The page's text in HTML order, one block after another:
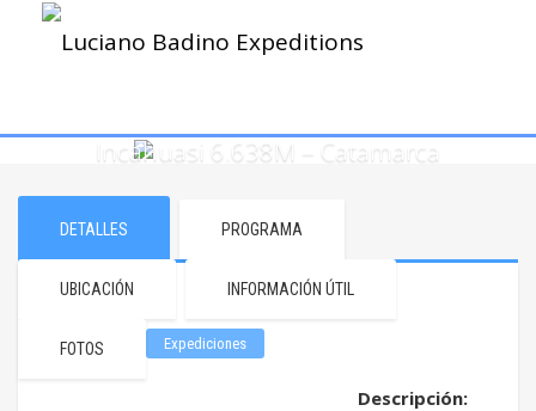
Incahuasi 6.638M – Catamarca
DETALLES PROGRAMA
UBICACIÓN INFORMACIÓN ÚTIL
FOTOS Expediciones
Descripción: